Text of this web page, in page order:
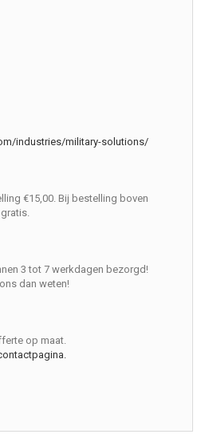
industries/military-solutions/
€15,00. Bij bestelling boven
3 tot 7 werkdagen bezorgd!
dan weten!
op maat.